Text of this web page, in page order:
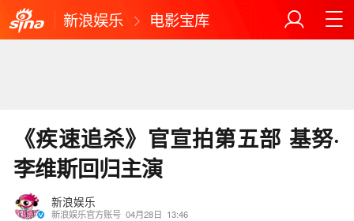
新浪娱乐 电影宝库
《疾速追杀》官宣拍第五部 基努·
李维斯回归主演
新浪娱乐
新浪娱乐官方账号 04月28日 13:46